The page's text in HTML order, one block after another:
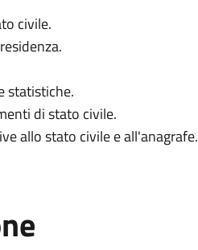
civile.
statistiche.
di stato civile.
allo stato civile e all'anagrafe.